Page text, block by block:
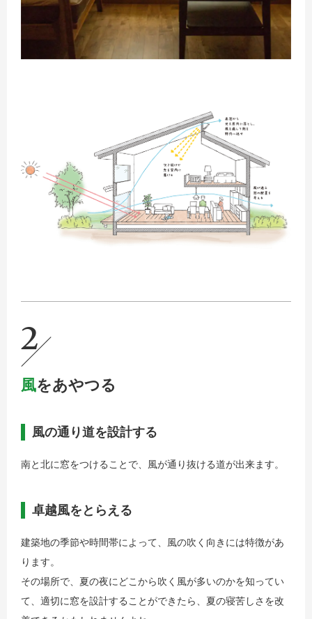
2
風をあやつる
風の通り道を設計する
南と北に窓をつけることで、風が通り抜ける道が出来ます。
卓越風をとらえる
建築地の季節や時間帯によって、風の吹く向きには特徴があ
ります。
その場所で、夏の夜にどこから吹く風が多いのかを知ってい
て、適切に窓を設計することができたら、夏の寝苦しさを改